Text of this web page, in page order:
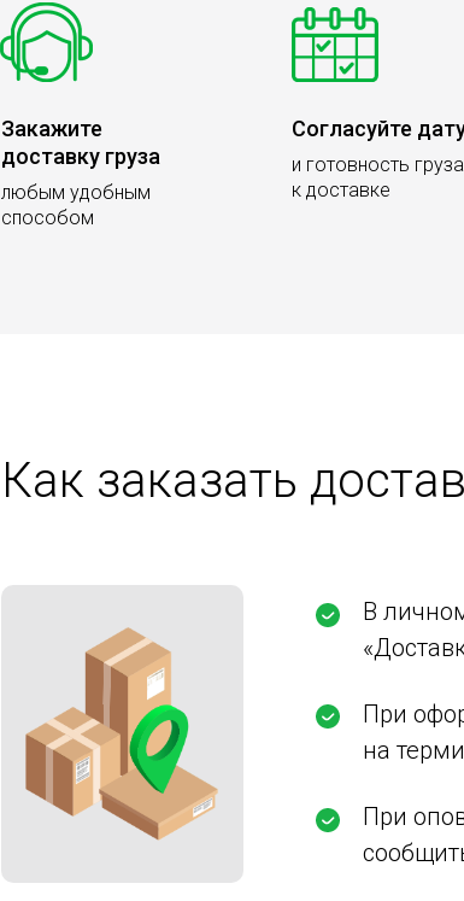
Закажите
доставку груза
любым удобным
способом
Согласуйте
и готовность груза
к доставке
При
При
на
В
Как заказать